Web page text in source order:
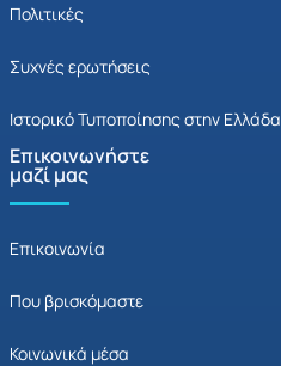
Πολιτικές
Συχνές ερωτήσεις
Ιστορικό Τυποποίησης στην Ελλάδα
Επικοινωνήστε
μαζί μας
Επικοινωνία
Που βρισκόμαστε
Κοινωνικά μέσα